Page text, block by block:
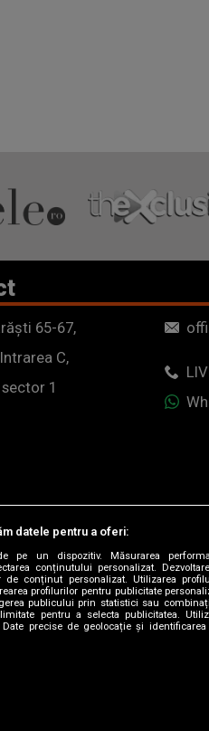
65-67,
C,
1
rezervate.
datele pentru a oferi:
pe un dispozitiv. Măsurarea
conținutului personalizat.
de conținut personalizat. Utilizarea
profilurilor pentru publicitate
publicului prin statistici sau
pentru a selecta publicitatea.
precise de geolocație și identificarea